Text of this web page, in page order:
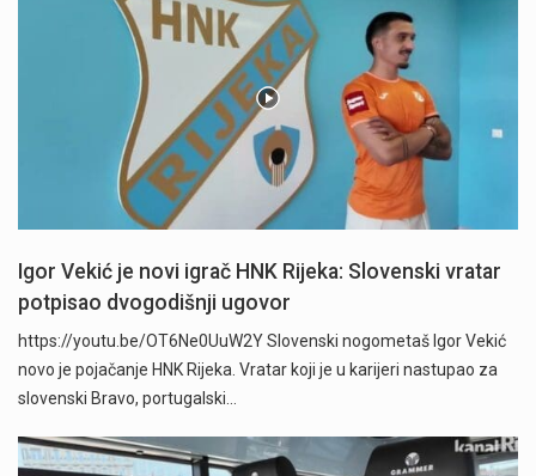
Igor Vekić je novi igrač HNK Rijeka: Slovenski vratar
potpisao dvogodišnji ugovor
https://youtu.be/OT6Ne0UuW2Y Slovenski nogometaš Igor Vekić
novo je pojačanje HNK Rijeka. Vratar koji je u karijeri nastupao za
slovenski Bravo, portugalski…